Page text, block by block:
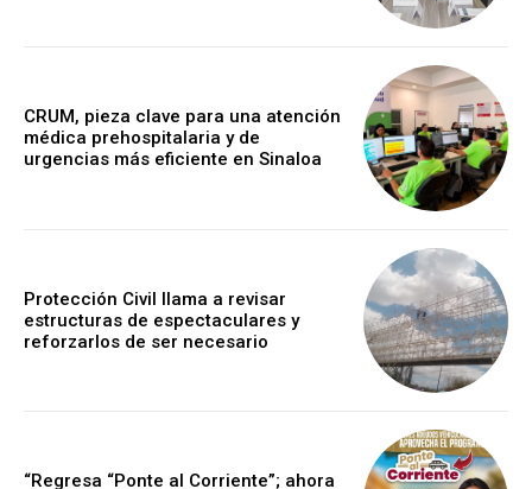
CRUM, pieza clave para una atención
médica prehospitalaria y de
urgencias más eficiente en Sinaloa
Protección Civil llama a revisar
estructuras de espectaculares y
reforzarlos de ser necesario
“Regresa “Ponte al Corriente”; ahora